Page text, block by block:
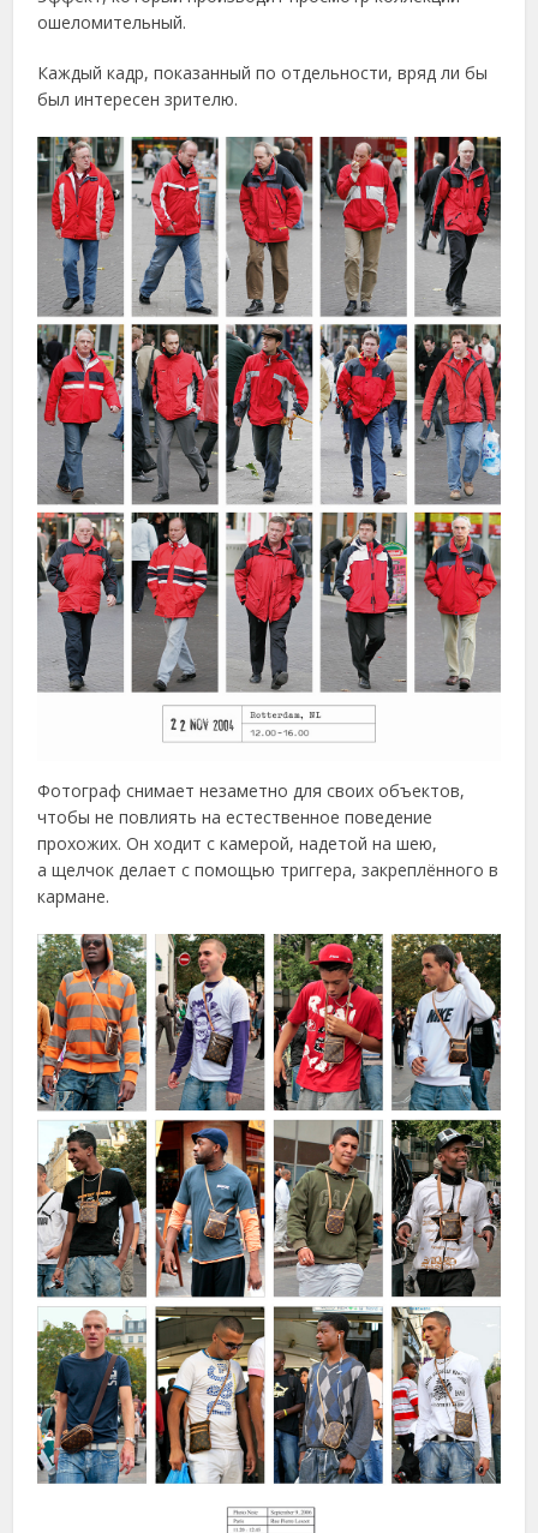
ошеломительный.
Каждый кадр, показанный по отдельности, вряд ли бы
был интересен зрителю.
Фотограф снимает незаметно для своих объектов,
чтобы не повлиять на естественное поведение
прохожих. Он ходит с камерой, надетой на шею,
а щелчок делает с помощью триггера, закреплённого в
кармане.